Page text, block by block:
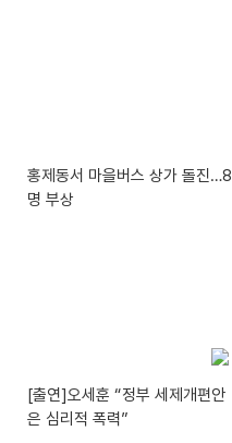
홍제동서 마을버스 상가 돌진…8
명 부상
[출연]오세훈 “정부 세제개편안
은 심리적 폭력”